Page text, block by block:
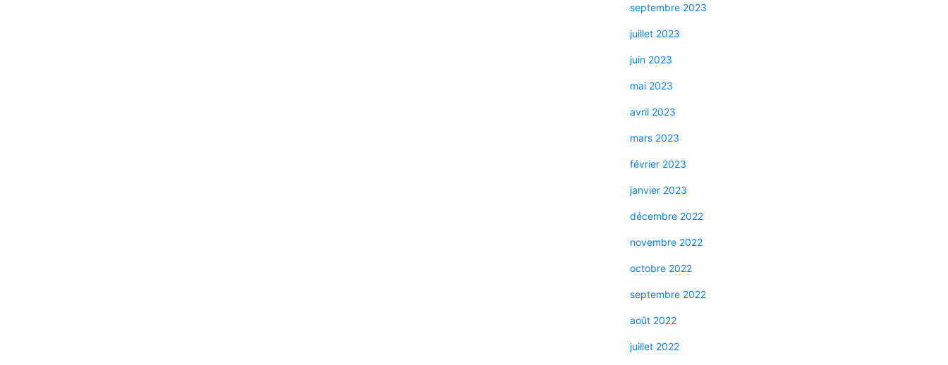
septembre 2023
juillet 2023
juin 2023
mai 2023
avril 2023
mars 2023
février 2023
janvier 2023
décembre 2022
novembre 2022
octobre 2022
septembre 2022
août 2022
juillet 2022